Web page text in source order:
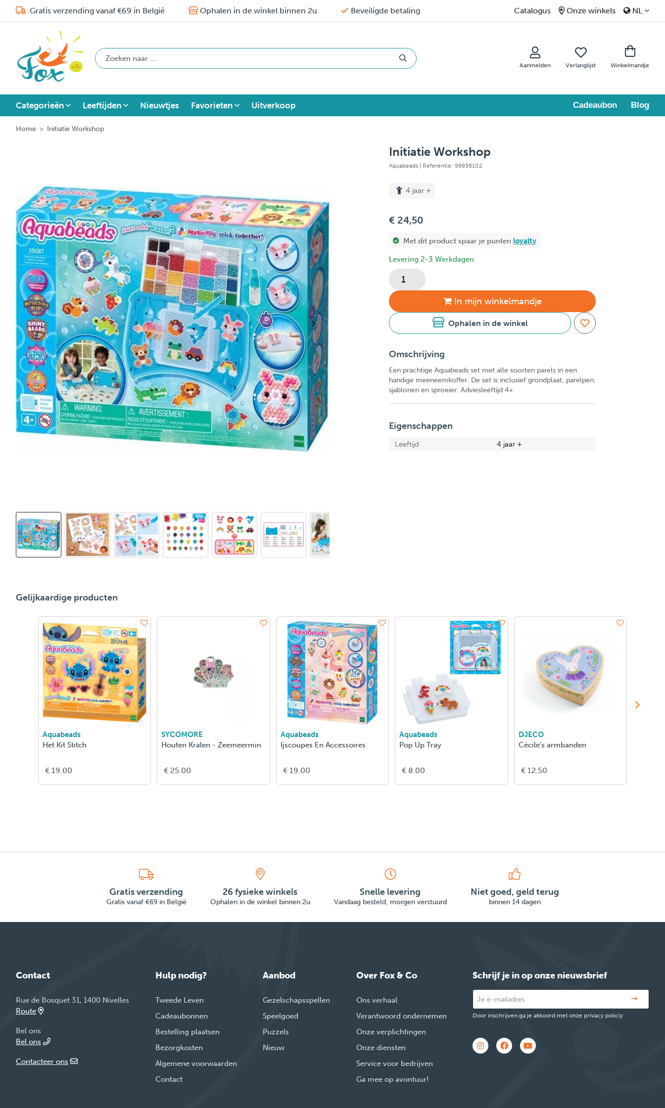
Gratis verzending vanaf €69 in België Ophalen in de winkel binnen 2u Beveiligde betaling Catalogus Onze winkels NL
Aanmelden Verlanglijst Winkelmandje
Categorieën Leeftijden Nieuwtjes Favorieten Uitverkoop Cadeaubon Blog
Home > Initiatie Workshop
Initiatie Workshop
Aquabeads | Referentie: 99936102
4 jaar +
€ 24,50
Met dit product spaar je punten loyalty
Levering 2-3 Werkdagen
In mijn winkelmandje
Ophalen in de winkel
Omschrijving
Een prachtige Aquabeads set met alle soorten parels in een
handige meeneemkoffer. De set is inclusief grondplaat, parelpen,
sjablonen en sproeier. Adviesleeftijd 4+
Eigenschappen
Leeftijd 4 jaar +
Gelijkaardige producten
Aquabeads
Het Kit Stitch
€ 19.00
SYCOMORE
Houten Kralen - Zeemeermin
€ 25.00
Aquabeads
Ijscoupes En Accessoires
€ 19.00
Aquabeads
Pop Up Tray
€ 8.00
DJECO
Cécile's armbanden
€ 12.50
Gratis verzending
Gratis vanaf €69 in België
26 fysieke winkels
Ophalen in de winkel binnen 2u
Snelle levering
Vandaag besteld, morgen verstuurd
Niet goed, geld terug
binnen 14 dagen
Contact
Rue de Bosquet 31, 1400 Nivelles
Route
Bel ons
Bel ons
Contacteer ons
Hulp nodig?
Tweede Leven
Cadeaubonnen
Bestelling plaatsen
Bezorgkosten
Algemene voorwaarden
Contact
Aanbod
Gezelschapsspellen
Speelgoed
Puzzels
Nieuw
Over Fox & Co
Ons verhaal
Verantwoord ondernemen
Onze verplichtingen
Onze diensten
Service voor bedrijven
Ga mee op avontuur!
Schrijf je in op onze nieuwsbrief
Door inschrijven ga je akkoord met onze privacy policiy